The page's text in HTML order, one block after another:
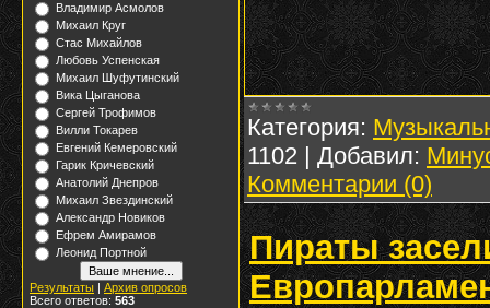
Владимир Асмолов
Михаил Круг
Стас Михайлов
Любовь Успенская
Михаил Шуфутинский
Вика Цыганова
Сергей Трофимов
Вилли Токарев
Евгений Кемеровский
Гарик Кричевский
Анатолий Днепров
Михаил Звездинский
Александр Новиков
Ефрем Амирамов
Леонид Портной
Результаты | Архив опросов
Всего ответов: 563
Категория:
1102 | Добавил:
Комментарии (0)
Пираты